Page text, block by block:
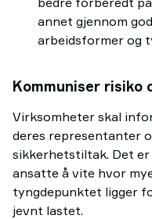
annet gjennom
arbeidsformer og
Kommuniser
Virksomheter skal
deres representanter
sikkerhetstiltak. Det
ansatte å vite hvor
tyngdepunktet ligger
jevnt lastet.